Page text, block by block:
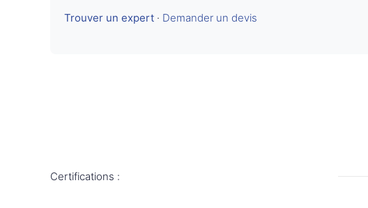
Trouver un expert · Demander un devis
Certifications :